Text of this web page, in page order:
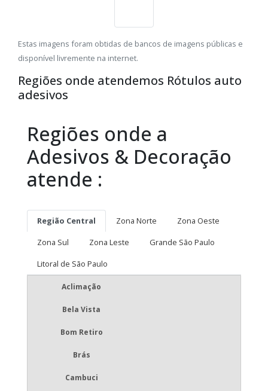
Estas imagens foram obtidas de bancos de imagens públicas e
disponível livremente na internet.
Regiões onde atendemos Rótulos auto
adesivos
Regiões onde a
Adesivos & Decoração
atende :
Região Central Zona Norte
Zona Oeste
Zona Sul
Zona Leste
Grande São Paulo
Litoral de São Paulo
Aclimação
Bela Vista
Bom Retiro
Brás
Cambuci